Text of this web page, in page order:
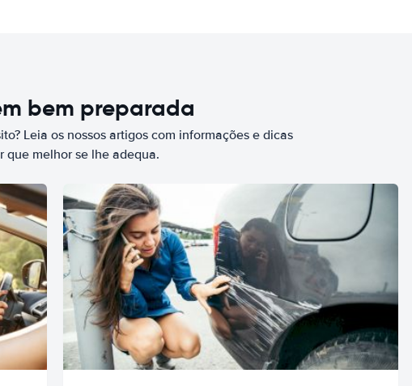
bem preparada
Leia os nossos artigos com informações e dicas
que melhor se lhe adequa.